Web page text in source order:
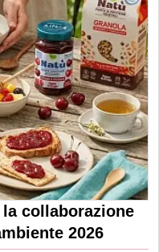
collaborazione
2026